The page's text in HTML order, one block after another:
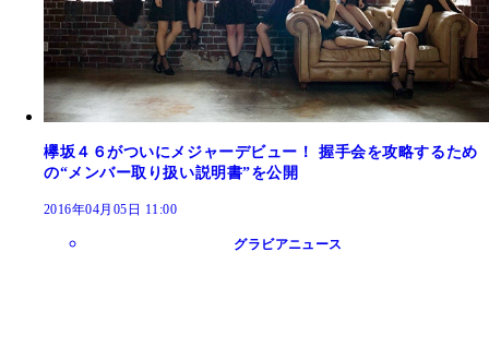
欅坂４６がついにメジャーデビュー！ 握手会を攻略するため
の“メンバー取り扱い説明書”を公開
2016年04月05日 11:00
グラビアニュース